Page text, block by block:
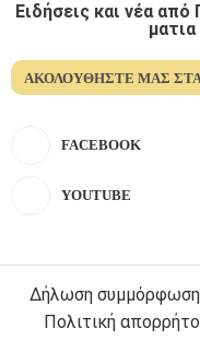
Ειδήσεις και νέα
ΑΚΟΛΟΥΘΉΣΤΕ ΜΑΣ ΣΤΑ
FACEBOOK
YOUTUBE
Δήλωση
Πολιτική